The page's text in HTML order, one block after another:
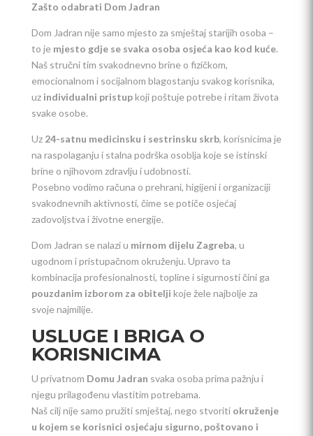
Zašto odabrati Dom Jadran
Dom Jadran nije samo mjesto za smještaj starijih osoba –
to je mjesto gdje se svaka osoba osjeća kao kod kuće.
Naš stručni tim svakodnevno brine o fizičkom,
emocionalnom i socijalnom blagostanju svakog korisnika,
uz individualni pristupkoji poštuje potrebe i ritam života
svake osobe.
Uz 24-satnu medicinsku i sestrinsku skrb, korisnicima je
na raspolaganju i stalna podrška osoblja koje se istinski
brine o njihovom zdravlju i udobnosti.
Posebno vodimo računa o prehrani, higijeni i organizaciji
svakodnevnih aktivnosti, čime se potiče osjećaj
zadovoljstva i životne energije.
Dom Jadran se nalazi u mirnom dijelu Zagreba, u
ugodnom i pristupačnom okruženju. Upravo ta
kombinacija profesionalnosti, topline i sigurnosti čini ga
pouzdanim izborom za obitelji koje žele najbolje za
svoje najmilije.
USLUGE I BRIGA O
KORISNICIMA
U privatnom Domu Jadran svaka osoba prima pažnju i
njegu prilagođenu vlastitim potrebama.
Naš cilj nije samo pružiti smještaj, nego stvoriti okruženje
u kojem se korisnici osjećaju sigurno, poštovano i